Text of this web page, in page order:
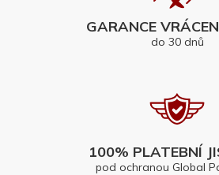
GARANCE
do 30 dnů
100% PLATEBNÍ
pod ochranou Global